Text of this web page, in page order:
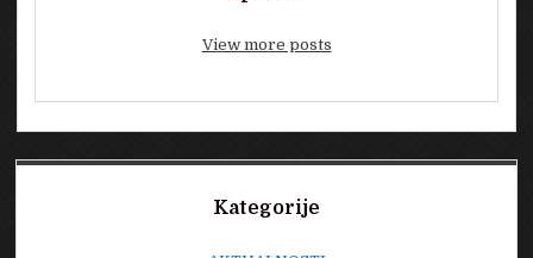
View more posts
Kategorije